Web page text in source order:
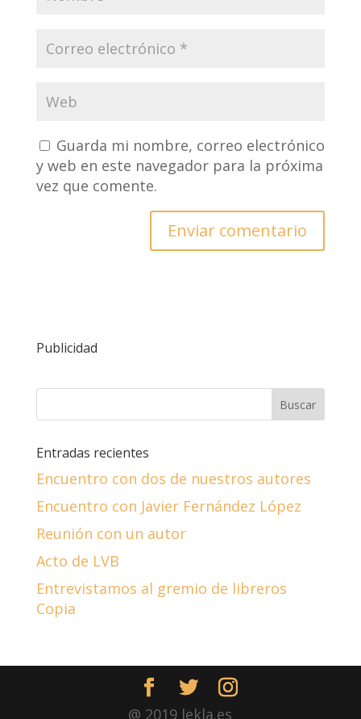
Guarda mi nombre, correo electrónico
y web en este navegador para la próxima
vez que comente.
Publicidad
Entradas recientes
Encuentro con dos de nuestros autores
Encuentro con Javier Fernández López
Reunión con un autor
Acto de LVB
Entrevistamos al gremio de libreros
Copia
@ 2019 lekla.es